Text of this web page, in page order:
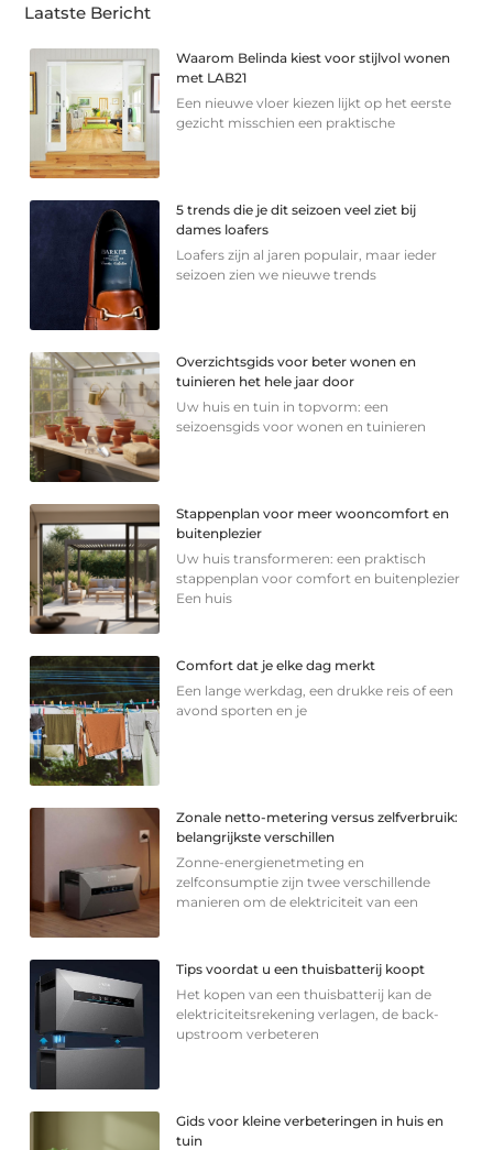
Laatste Bericht
Waarom Belinda kiest voor stijlvol wonen
met LAB21
Een nieuwe vloer kiezen lijkt op het eerste
gezicht misschien een praktische
5 trends die je dit seizoen veel ziet bij
dames loafers
Loafers zijn al jaren populair, maar ieder
seizoen zien we nieuwe trends
Overzichtsgids voor beter wonen en
tuinieren het hele jaar door
Uw huis en tuin in topvorm: een
seizoensgids voor wonen en tuinieren
Stappenplan voor meer wooncomfort en
buitenplezier
Uw huis transformeren: een praktisch
stappenplan voor comfort en buitenplezier
Een huis
Comfort dat je elke dag merkt
Een lange werkdag, een drukke reis of een
avond sporten en je
Zonale netto-metering versus zelfverbruik:
belangrijkste verschillen
Zonne-energienetmeting en
zelfconsumptie zijn twee verschillende
manieren om de elektriciteit van een
Tips voordat u een thuisbatterij koopt
Het kopen van een thuisbatterij kan de
elektriciteitsrekening verlagen, de back-
upstroom verbeteren
Gids voor kleine verbeteringen in huis en
tuin